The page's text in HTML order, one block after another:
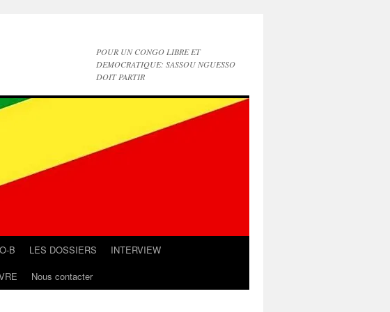
POUR UN CONGO LIBRE ET
DEMOCRATIQUE: SASSOU NGUESSO
DOIT PARTIR
B LES DOSSIERS
INTERVIEW
Nous contacter